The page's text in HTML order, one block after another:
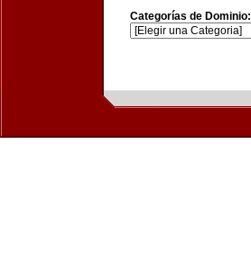
Categorías de Dominio: